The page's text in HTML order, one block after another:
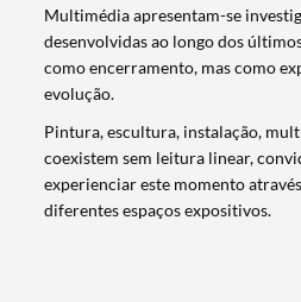
Multimédia apresentam-se
desenvolvidas ao longo dos
como encerramento, mas como
evolução.
Pintura, escultura, instalação,
coexistem sem leitura linear,
experienciar este momento
diferentes espaços expositivos.